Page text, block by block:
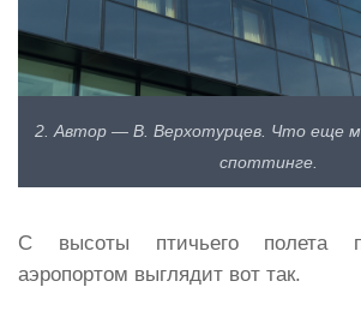
2. Автор — В. Верхотурцев. Что еще
споттинге.
С высоты птичьего полета
аэропортом выглядит вот так.